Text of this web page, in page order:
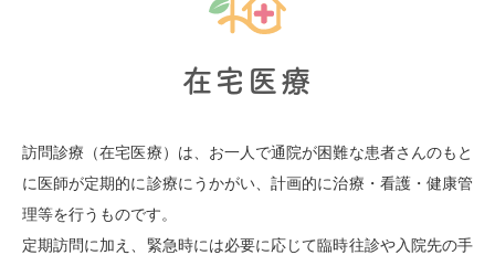
在宅医療
訪問診療（在宅医療）は、お一人で通院が困難な患者さんのもと
に医師が定期的に診療にうかがい、計画的に治療・看護・健康管
理等を行うものです。
定期訪問に加え、緊急時には必要に応じて臨時往診や入院先の手